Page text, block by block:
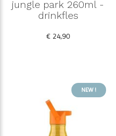
jungle park 260ml -
drinkfles
€ 24,90
NEW !